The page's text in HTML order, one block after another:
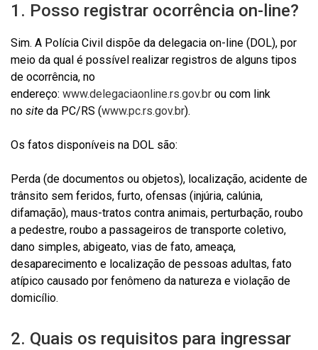
1. Posso registrar ocorrência on-line?
Sim. A Polícia Civil dispõe da delegacia on-line (DOL), por
meio da qual é possível realizar registros de alguns tipos
de ocorrência, no
endereço: www.delegaciaonline.rs.gov.br ou com link
no site da PC/RS (www.pc.rs.gov.br).
Os fatos disponíveis na DOL são:
Perda (de documentos ou objetos), localização, acidente de
trânsito sem feridos, furto, ofensas (injúria, calúnia,
difamação), maus-tratos contra animais, perturbação, roubo
a pedestre, roubo a passageiros de transporte coletivo,
dano simples, abigeato, vias de fato, ameaça,
desaparecimento e localização de pessoas adultas, fato
atípico causado por fenômeno da natureza e violação de
domicílio.
2. Quais os requisitos para ingressar